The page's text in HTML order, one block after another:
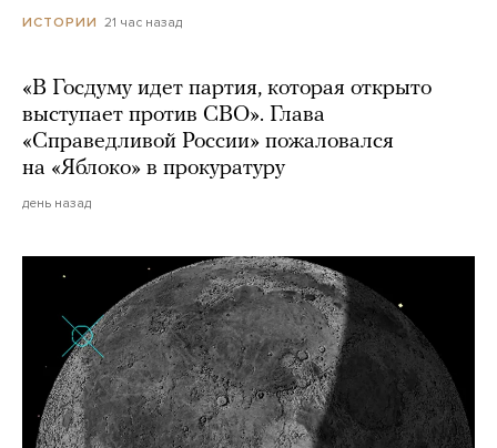
ИСТОРИИ 21 час назад
«В Госдуму идет партия, которая открыто
выступает против СВО». Глава
«Справедливой России» пожаловался
на «Яблоко» в прокуратуру
день назад